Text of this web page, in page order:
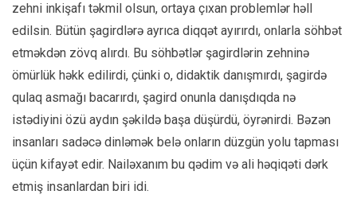
zehni inkişafı təkmil olsun, ortaya çıxan problemlər həll
edilsin. Bütün şagirdlərə ayrıca diqqət ayırırdı, onlarla söhbət
etməkdən zövq alırdı. Bu söhbətlər şagirdlərin zehninə
ömürlük həkk edilirdi, çünki o, didaktik danışmırdı, şagirdə
qulaq asmağı bacarırdı, şagird onunla danışdıqda nə
istədiyini özü aydın şəkildə başa düşürdü, öyrənirdi. Bəzən
insanları sadəcə dinləmək belə onların düzgün yolu tapması
üçün kifayət edir. Nailəxanım bu qədim və ali həqiqəti dərk
etmiş insanlardan biri idi.